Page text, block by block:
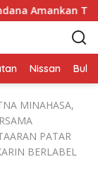
TKP
Nissan
MINAHASA,
PATAR
BERLABEL